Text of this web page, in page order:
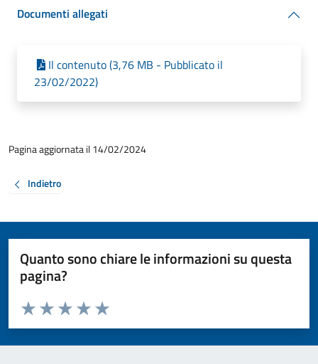
Documenti allegati
Il contenuto (3,76 MB - Pubblicato il
23/02/2022)
Pagina aggiornata il 14/02/2024
Indietro
Quanto sono chiare le informazioni su questa
pagina?
Valuta da 1 a 5 stelle la pagina
Valuta 5 stelle su 5
Valuta 4 stelle su 5
Valuta 3 stelle su 5
Valuta 2 stelle su 5
Valuta 1 stelle su 5